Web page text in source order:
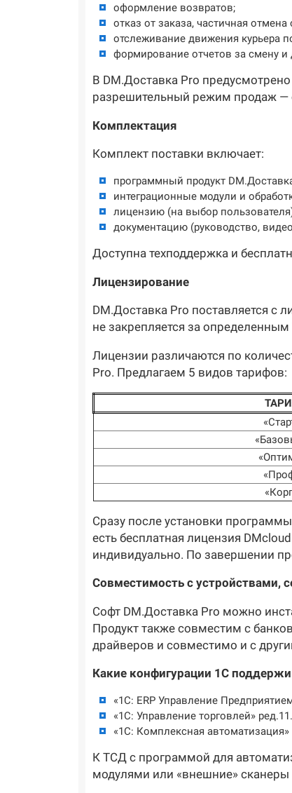
оформление возвратов;
отказ от заказа, частичная
отслеживание движения курьера
формирование отчетов за смену и
В DM.Доставка Pro
разрешительный режим продаж —
Комплектация
Комплект поставки включает:
программный продукт
интеграционные модули и
лицензию (на выбор
документацию (руководство,
Доступна техподдержка и
Лицензирование
DM.Доставка Pro поставляется с
не закрепляется за
Лицензии различаются по
Pro. Предлагаем 5 видов тарифов:
Сразу после установки
есть бесплатная лицензия
индивидуально. По завершении
Совместимость с устройствами,
Софт DM.Доставка Pro можно
Продукт также совместим с
драйверов и совместимо и с
Какие конфигурации 1С
«1C: ERP Управление
«1C: Управление торговлей»
«1C: Комплексная автоматизация»
К ТСД с программой для
модулями или «внешние» сканеры